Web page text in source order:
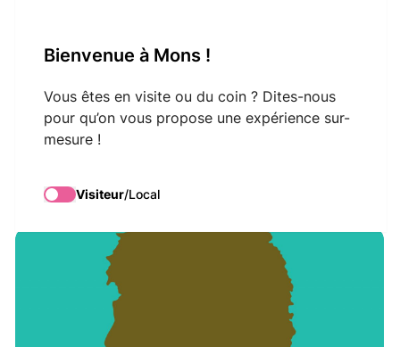
Bienvenue à Mons !
Vous êtes en visite ou du coin ? Dites-nous
pour qu’on vous propose une expérience sur-
mesure !
Visiteur/Local
Laurent Voulzy